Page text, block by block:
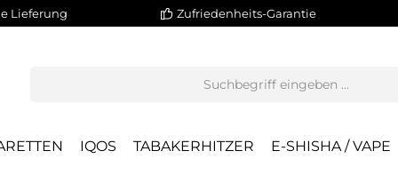
Lieferung Zufriedenheits-Garantie
IQOS TABAKERHITZER E-SHISHA / VAPE